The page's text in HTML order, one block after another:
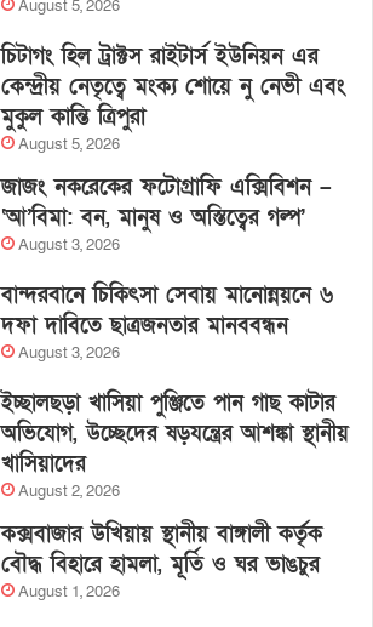
August 5, 2026
চিটাগং হিল ট্রাক্টস রাইটার্স ইউনিয়ন এর
কেন্দ্রীয় নেতৃত্বে মংক্য শোয়ে নু নেভী এবং
মুকুল কান্তি ত্রিপুরা
August 5, 2026
জাজং নকরেকের ফটোগ্রাফি এক্সিবিশন –
‘আ’বিমা: বন, মানুষ ও অস্তিত্বের গল্প’
August 3, 2026
বান্দরবানে চিকিৎসা সেবায় মানোন্নয়নে ৬
দফা দাবিতে ছাত্রজনতার মানববন্ধন
August 3, 2026
ইচ্ছালছড়া খাসিয়া পুঞ্জিতে পান গাছ কাটার
অভিযোগ, উচ্ছেদের ষড়যন্ত্রের আশঙ্কা স্থানীয়
খাসিয়াদের
August 2, 2026
কক্সবাজার উখিয়ায় স্থানীয় বাঙ্গালী কর্তৃক
বৌদ্ধ বিহারে হামলা, মূর্তি ও ঘর ভাঙচুর
August 1, 2026